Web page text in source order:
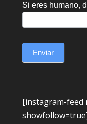
Si eres humano,
Enviar
[instagram-feed